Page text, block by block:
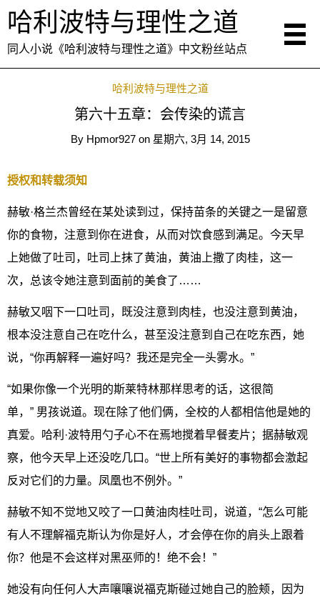
哈利波特与理性之道
同人小说《哈利波特与理性之道》中文粉丝站点
哈利波特与理性之道
第六十五章：会传染的谎言
By Hpmor927 on 星期六, 3月 14, 2015
授权和转载须知
赫敏·格兰杰曾经在某处读到过，保持苗条的关键之一是留意
你的食物，注意到你在进食，从而对饮食感到满足。今天早
上她做了吐司，吐司上抹了黄油，黄油上撒了肉桂，这一
次，总该令她注意到面前的美食了……
赫敏又咽下一口吐司，既没注意到肉桂，也没注意到黄油，
根本没注意自己在吃什么，甚至没注意到自己在吃东西，她
说，“你再解释一遍好吗？我还是完全一头雾水。”
“如果你像一个光明的斯莱特林那样思考的话，这很简
单，” 男孩说道。现在除了他们俩，全校的人都相信他是她的
真爱。哈利·波特用勺子心不在焉地搅着早餐麦片；据赫敏观
察，他今天早上还没吃几口。“世上所有美好的事物都会激起
反对它们的力量。凤凰也不例外。”
赫敏不知不觉地又咬了一口黄油肉桂吐司，说道，“怎么可能
有人不理解福克斯认为你是好人，才会停在你的肩头上跟着
你？他是不会这样对黑巫师的！绝不会！”
她没有向任何人大声嚷嚷说福克斯碰过她自己的脸颊，因为